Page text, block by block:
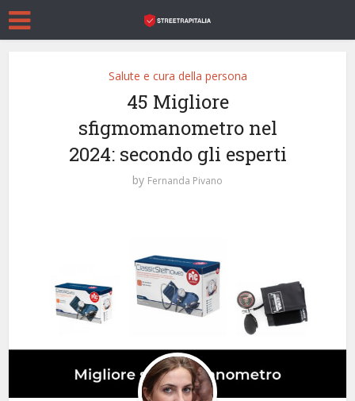
Salute e cura della persona
45 Migliore
sfigmomanometro nel
2024: secondo gli esperti
by Fernanda Pivano